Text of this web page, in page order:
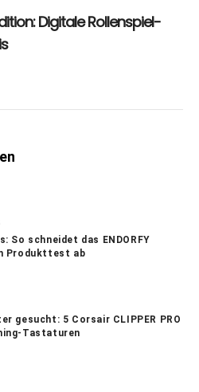
So schneidet das ENDORFY
Produkttest ab
gesucht: 5 Corsair CLIPPER PRO
Tastaturen